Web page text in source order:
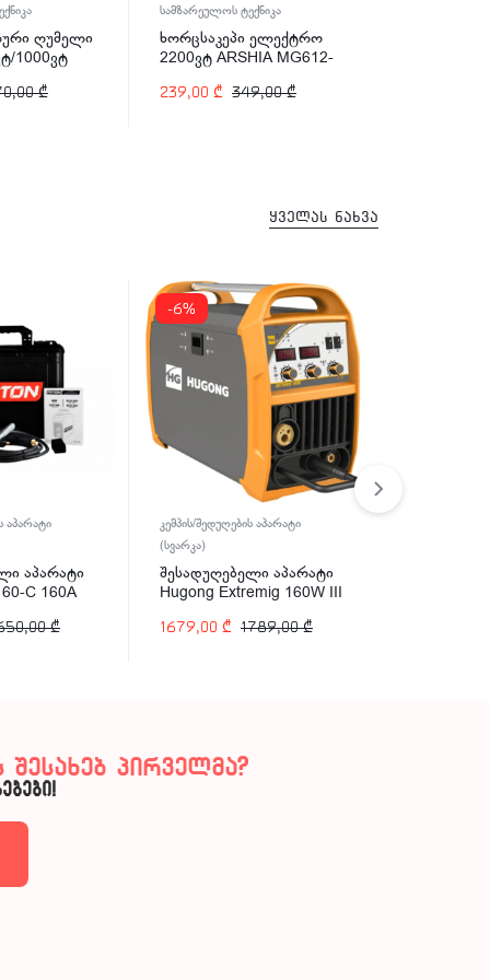
ღუმელი
1000ვტ
₾
სამზარეულოს ტექნიკა
ხორცსაკეპი ელექტრო
2200ვტ ARSHIA MG612-
349,00₾
239,00 ₾
ყველას ნახვა
აპარატი
აპარატი
C 160A
₾
-6%
კემპის/შედუღების აპარატი
(სვარკა)
შესადუღებელი აპარატი
Hugong Extremig 160W III
1789,00₾
1679,00 ₾
პირველმა?